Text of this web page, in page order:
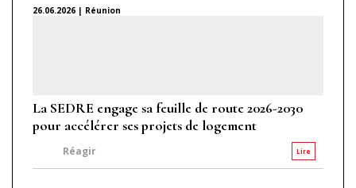
26.06.2026 | Réunion
La SEDRE engage sa feuille de route 2026-2030
pour accélérer ses projets de logement
Lire
Réagir